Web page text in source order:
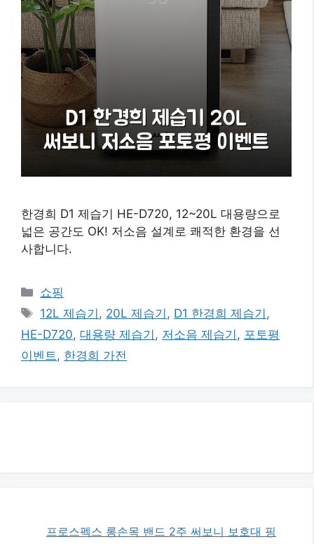
한경희 D1 제습기 HE-D720, 12~20L 대용량으로
넓은 공간도 OK! 저소음 설계로 쾌적한 환경을 선
사합니다.
카
테
리
쇼핑
태
그
12L 제습기 , 20L 제습기 , D1 한경희 제습기 ,
HE-D720, 대용량 제습기 , 저소음 제습기 , 포토평
이벤트 , 한경희 가전
프로스펙스 롱손목 밴드 2주 써보니 보호대 핑